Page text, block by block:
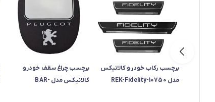
برچسب رکاب خودرو کالانیکس
مدل REK-Fidelity-10750
برچسب چراغ سقف خودرو
کالانیکس مدل BAR-